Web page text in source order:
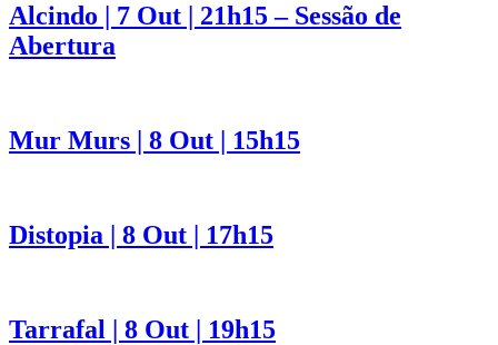
Alcindo | 7 Out | 21h15 – Sessão de
Abertura
Mur Murs | 8 Out | 15h15
Distopia | 8 Out | 17h15
Tarrafal | 8 Out | 19h15